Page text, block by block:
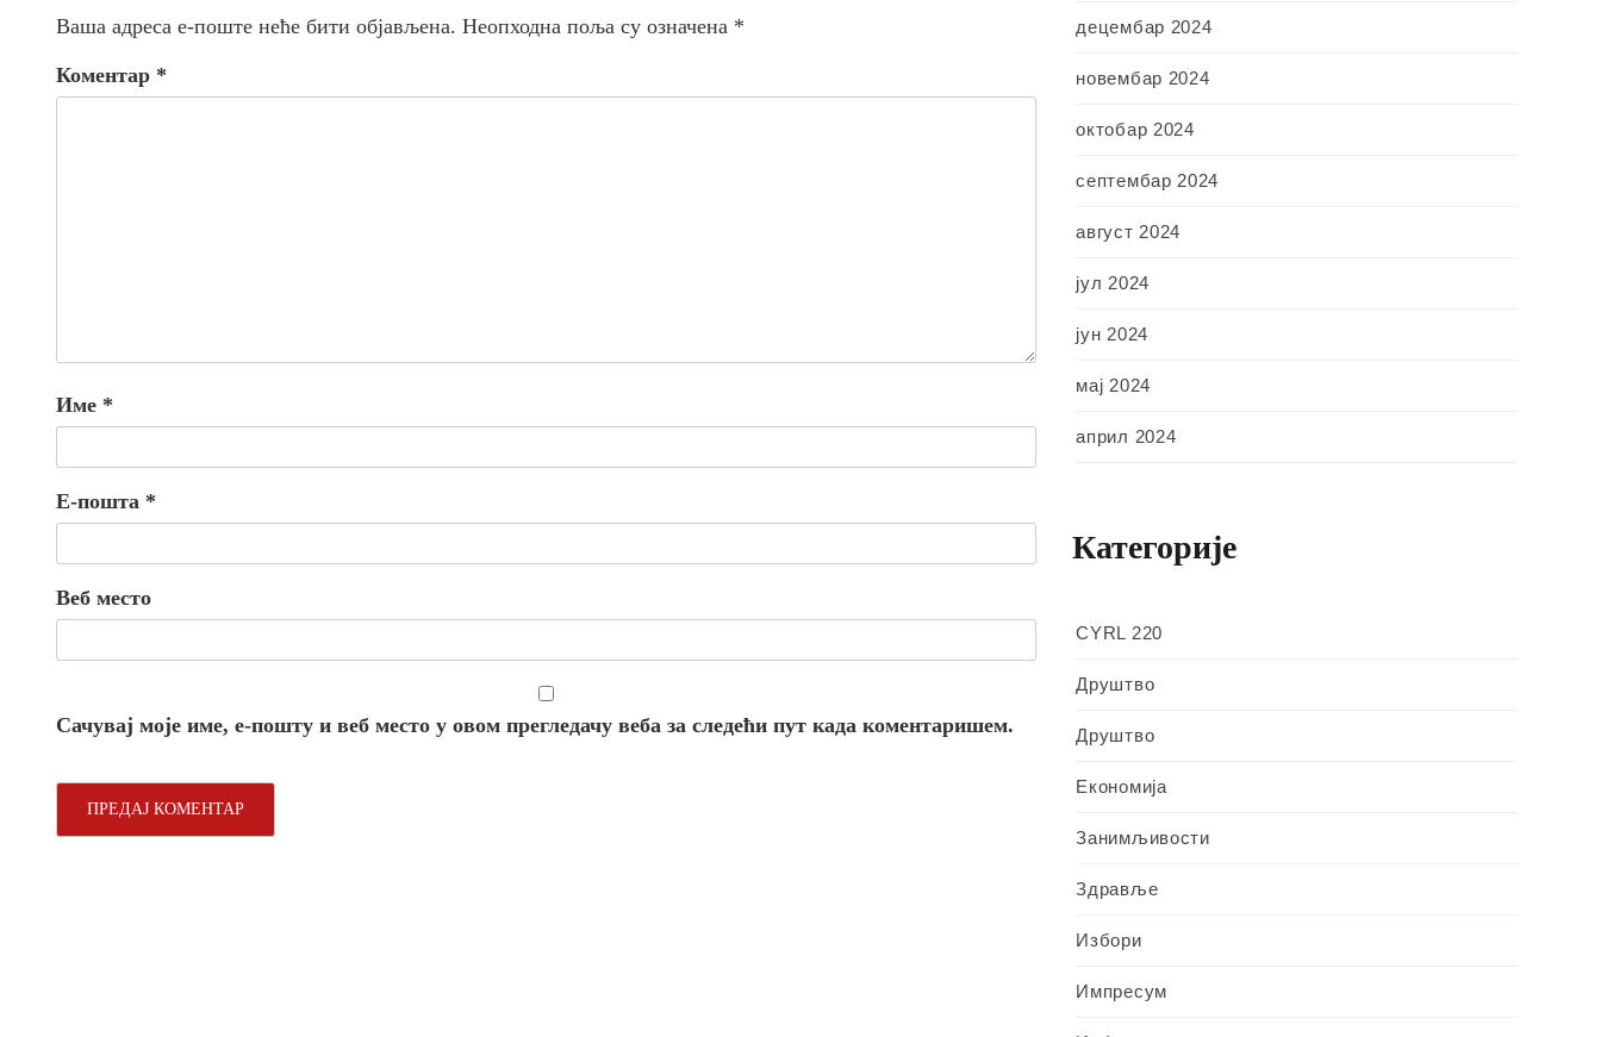
Ваша адреса е-поште неће бити објављена. Неопходна поља су означена *
Коментар *
Име *
Е-пошта *
Веб место
Сачувај моје име, е-пошту и веб место у овом прегледачу веба за следећи пут када коментаришем.
децембар 2024
новембар 2024
октобар 2024
септембар 2024
август 2024
јул 2024
јун 2024
мај 2024
април 2024
Категорије
CYRL 220
Друштво
Друштво
Економија
Занимљивости
Здравље
Избори
Импресум